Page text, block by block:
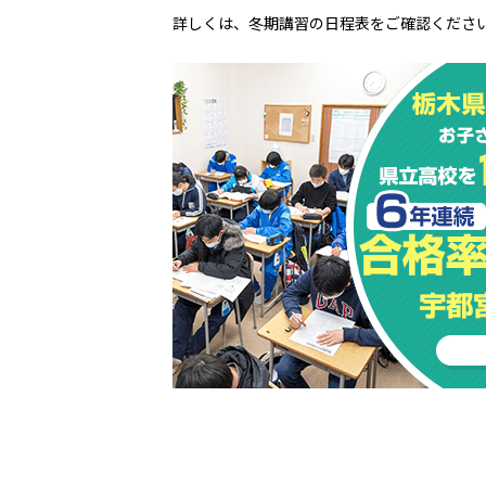
詳しくは、冬期講習の日程表をご確認くださ